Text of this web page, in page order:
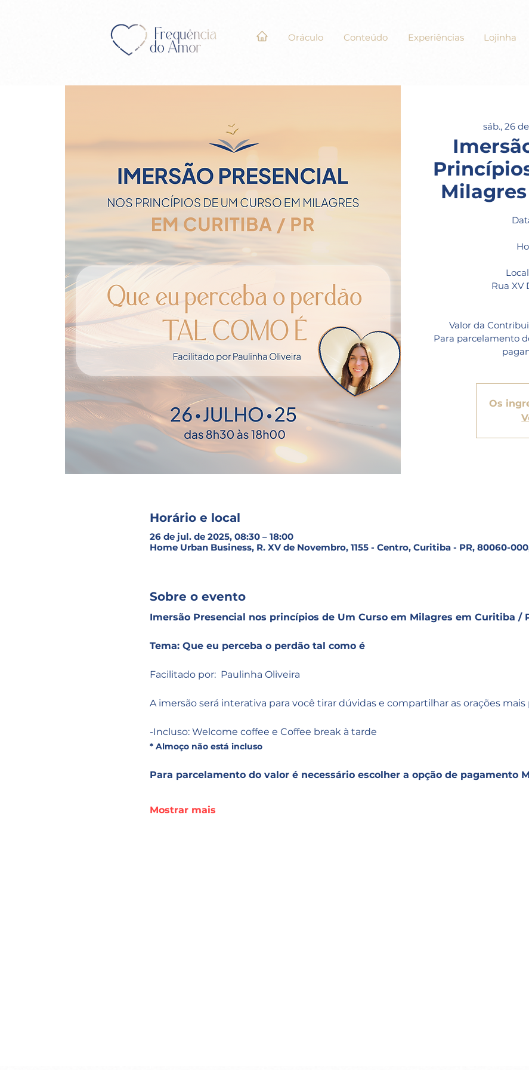
Oráculo Conteúdo Experiências Lojinha
sáb., 26
Rua XV
Valor da
Para parcelamento
Os
Horário e local
26 de jul. de 2025, 08:30 – 18:00
Home Urban Business, R. XV de Novembro, 1155 - Centro, Curitiba - PR, 80060-
Sobre o evento
Imersão Presencial nos princípios de Um Curso em Milagres em Curitiba /
Tema: Que eu perceba o perdão tal como é
Facilitado por:  Paulinha Oliveira
A imersão será interativa para você tirar dúvidas e compartilhar as orações
-Incluso: Welcome coffee e Coffee break à tarde
* Almoço não está incluso
Para parcelamento do valor é necessário escolher a opção de pagamento
Mostrar mais